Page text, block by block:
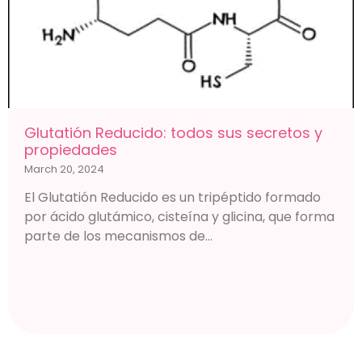
Glutatión Reducido: todos sus secretos y
propiedades
March 20, 2024
El Glutatión Reducido es un tripéptido formado
por ácido glutámico, cisteína y glicina, que forma
parte de los mecanismos de...